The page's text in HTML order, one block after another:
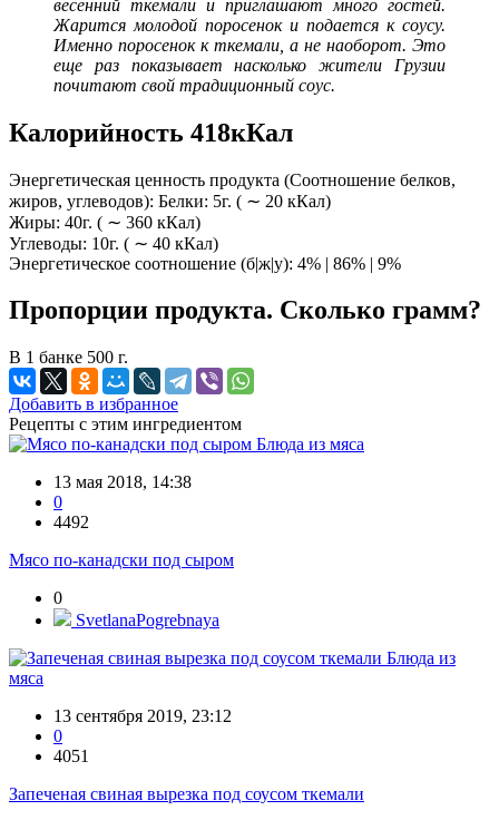
весенний ткемали и приглашают много гостей.
Жарится молодой поросенок и подается к соусу.
Именно поросенок к ткемали, а не наоборот. Это
еще раз показывает насколько жители Грузии
почитают свой традиционный соус.
Калорийность 418кКал
Энергетическая ценность продукта (Соотношение белков,
жиров, углеводов): Белки: 5г. ( ∼ 20 кКал)
Жиры: 40г. ( ∼ 360 кКал)
Углеводы: 10г. ( ∼ 40 кКал)
Энергетическое соотношение (б|ж|у): 4% | 86% | 9%
Пропорции продукта. Сколько грамм?
В 1 банке 500 г.
Добавить в избранное
Рецепты с этим ингредиентом
Блюда из мяса
13 мая 2018, 14:38
0
4492
Мясо по-канадски под сыром
0
SvetlanaPogrebnaya
Блюда из
мяса
13 сентября 2019, 23:12
0
4051
Запеченая свиная вырезка под соусом ткемали